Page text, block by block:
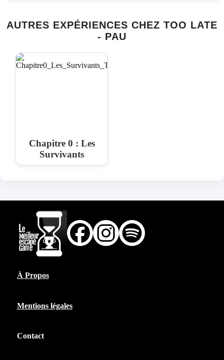
AUTRES EXPÉRIENCES CHEZ TOO LATE
- PAU
Chapitre 0 : Les
Survivants
À Propos
Mentions légales
Contact